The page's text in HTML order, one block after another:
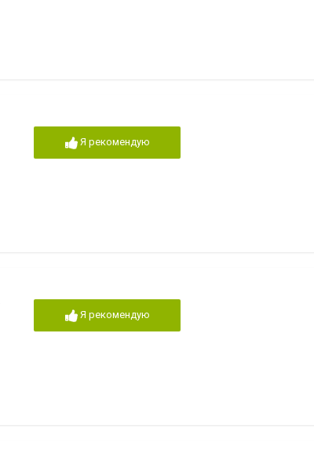
Я рекомендую
Я рекомендую